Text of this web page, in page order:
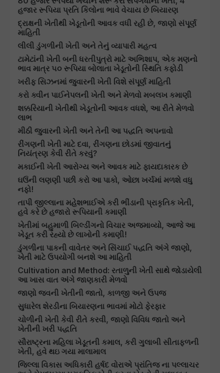
હજાર રૂપિયા પ્રતિ કિલોના ભાવે વેચાય છે બિયારણ
દ્રાક્ષની ખેતીથી ખેડૂતોની આવક વધી રહી છે, જાણો સંપૂર્ણ
માહિતી
લીલી ડુંગળીની ખેતી અને તેનું વ્યાપારી મહત્વ
ટામેટાંની ખેતી બની ધરતીપુત્રો માટે અભિશાપ, એક મણનો
ભાવ માત્ર ૫૦ રૂપિયા બોલાતા ખેડૂતોની સ્થિતિ કફોડી
ખરીફ સિઝનમાં જુવારની ખેતી વિશે સંપૂર્ણ માહિતી
કરો ક્વીન પાઈનેપલની ખેતી અને મેળવો મબલખ કમાણી
શક્કરિયાની ખેતીથી ખેડૂતોની આવક વધશે, આ રીતે મેળવો
લાભ
મીઠી જુવારની ખેતી અને તેની આ પદ્ધતિ અપનાવો
રીંગણની ખેતી માટે દવા, રીંગણના છોડમાં જીવાતનું
નિયંત્રણ કેવી રીતે કરવું?
મકાઈની ખેતી આરોગ્ય અને આવક માટે ફાયદાકારક છે
ઘઉંની લણણી પછી કરો આ પાકો, ઓછા ખર્ચમાં મળશે વધુ
નફો!
તાપી જીલ્લાના મહેશભાઈએ કરી ભીંડાની પ્રાકૃતિક ખેતી,
હવે કરે છે હજારો રૂપિયાની કમાણી
ખેતીમાં બહુમાળી બિલ્ડીંગનો વિચાર અજમાવ્યો, આજે આ
ખેડૂત કરી રહ્યો છે લાખોની કમાણી!
ડુંગળીના પાકની વાવેતર અને સિંચાઈ પદ્ધતિ અંગે જાણો,
ખેતી માટે ઉપયોગી બનશે આ માહિતી
Cultivation and Method: રતાળુની ખેતી સાથે જોડાયેલી
આ ખાસ વાત અંગે જાણકારી મેળવો
જાણો જવની ખેતીની જાતો, કાળજી અને ઉપજ
સુધારેલ શેરડીના બિયારણના ભાવમાં મોટો ફેરફાર
ચોળીની ખેતી કેવી રીતે કરવી, જાણો વિવિધ જાતો અને
ખેતીની ખરી પદ્ધતિ
સૌરાષ્ટ્રના મહિલા ખેડૂતની કમાલ, કરી ગુલાબી સીતાફળની
ખેતી, હવે થઇ ગયા માલામાલ
જિલ્લા વિકાસ અધિકારી હર્ષદ વોરાએ પ્રાંતિજ ના પલ્લાચર